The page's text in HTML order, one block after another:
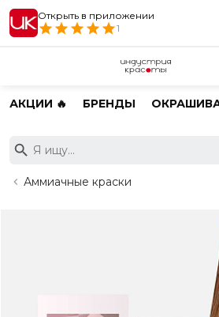
Открыть в приложении
1
АКЦИИ 🔥 БРЕНДЫ
Аммиачные краски